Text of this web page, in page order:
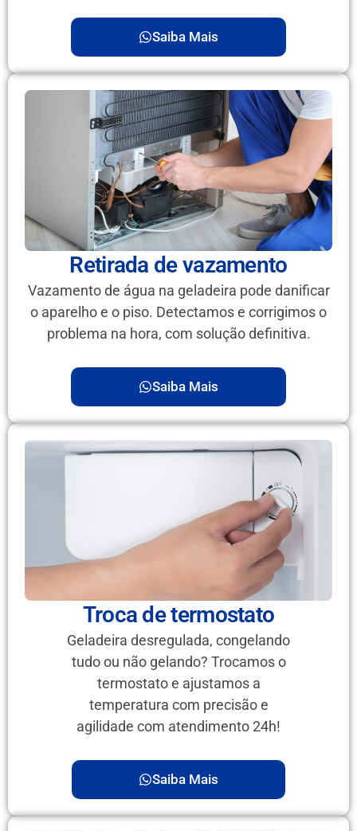
Saiba Mais
Retirada de vazamento
Vazamento de água na geladeira pode danificar
o aparelho e o piso. Detectamos e corrigimos o
problema na hora, com solução definitiva.
Saiba Mais
Troca de termostato
Geladeira desregulada, congelando
tudo ou não gelando? Trocamos o
termostato e ajustamos a
temperatura com precisão e
agilidade com atendimento 24h!
Saiba Mais